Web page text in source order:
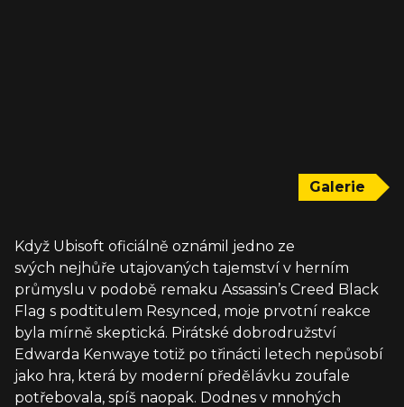
Galerie
Když Ubisoft oficiálně oznámil jedno ze
svých nejhůře utajovaných tajemství v herním
průmyslu v podobě remaku Assassin’s Creed Black
Flag s podtitulem Resynced, moje prvotní reakce
byla mírně skeptická. Pirátské dobrodružství
Edwarda Kenwaye totiž po třinácti letech nepůsobí
jako hra, která by moderní předělávku zoufale
potřebovala, spíš naopak. Dodnes v mnohých